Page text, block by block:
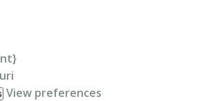
View preferences